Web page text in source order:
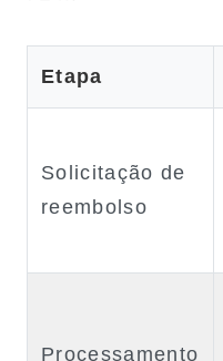
Etapa
Solicitação de
reembolso
Processamento